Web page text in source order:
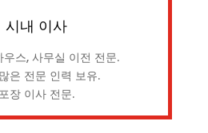
시내 이사
우스, 사무실 이전 전문.
은 전문 인력 보유.
포장 이사 전문.